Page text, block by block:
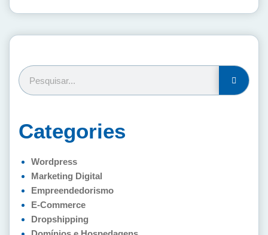
Categories
Wordpress
Marketing Digital
Empreendedorismo
E-Commerce
Dropshipping